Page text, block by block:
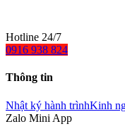
Hotline 24/7
0916 938 824
Thông tin
Nhật ký hành trìnhKinh
Zalo Mini App